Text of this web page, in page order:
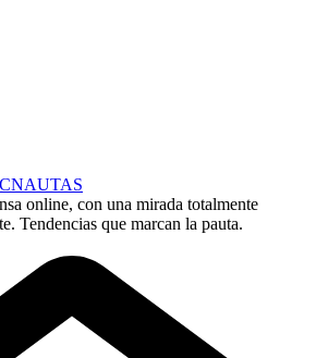
online, con una mirada totalmente
Tendencias que marcan la pauta.